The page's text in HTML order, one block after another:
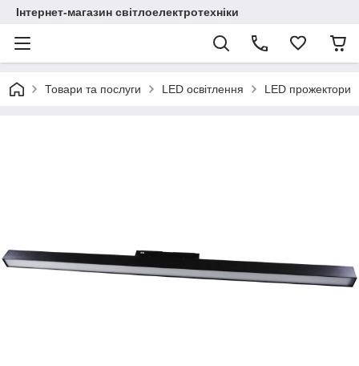
Інтернет-магазин світлоелектротехніки
Товари та послуги LED освітлення LED прожектори